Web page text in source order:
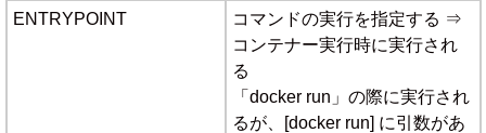
ENTRYPOINT
コマンドの実行を指定する ⇒
コンテナー実行時に実行され
る
「docker run」の際に実行され
るが、[docker run] に引数があ